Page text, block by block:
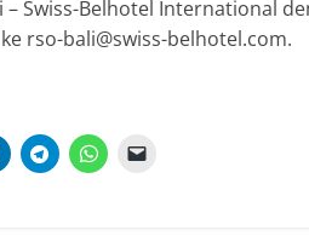
– Swiss-Belhotel International
rso-bali@swiss-belhotel.com.